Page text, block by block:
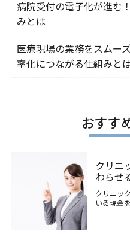
病院受付の電子化が進む
みとは
医療現場の業務をスムー
率化につながる仕組みと
おすす
クリニ
わらせ
クリニッ
いる現金